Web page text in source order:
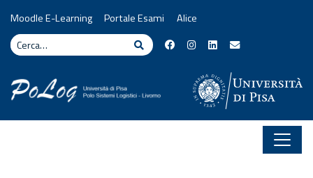
Moodle E-Learning Portale Esami
Alice
Cerca
Cerca